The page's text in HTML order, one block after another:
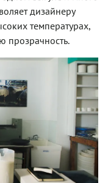
дизайнеру
температурах,
прозрачность.